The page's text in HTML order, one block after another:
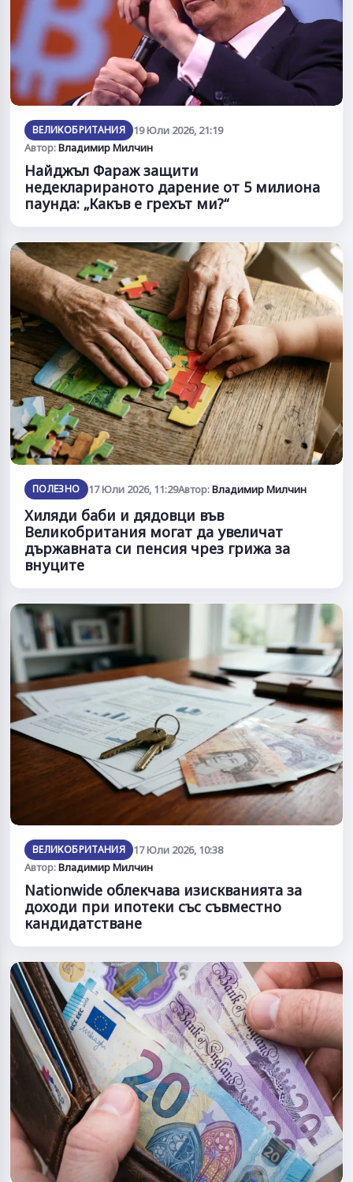
ВЕЛИКОБРИТАНИЯ
19 Юли 2026, 21:19
Автор:Владимир Милчин
Найджъл Фараж защити
недекларираното дарение от 5 милиона
паунда: „Какъв е грехът ми?“
ПОЛЕЗНО 17 Юли 2026, 11:29Автор:Владимир Милчин
Хиляди баби и дядовци във
Великобритания могат да увеличат
държавната си пенсия чрез грижа за
внуците
ВЕЛИКОБРИТАНИЯ
17 Юли 2026, 10:38
Автор:Владимир Милчин
Nationwide облекчава изискванията за
доходи при ипотеки със съвместно
кандидатстване